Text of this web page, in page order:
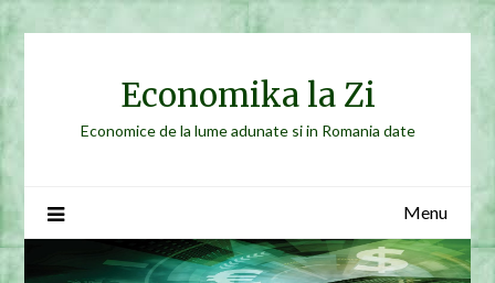
to
Economika la Zi
Economice de la lume adunate si in Romania date
Menu